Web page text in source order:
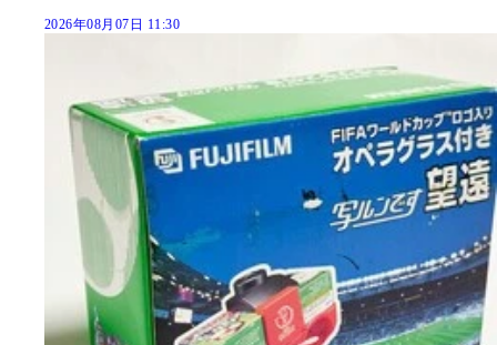
2026年08月07日 11:30